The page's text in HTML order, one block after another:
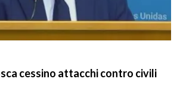
cessino attacchi contro civili